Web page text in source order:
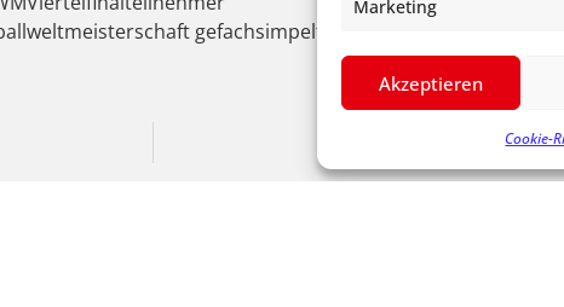
Marketing
Akzeptieren
Cookie-
gefachsimpelt, wobei sich Fechner und
FECHNER UND